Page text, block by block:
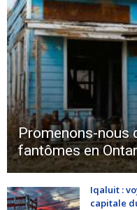
Promenons-nous
fantômes en
Iqaluit :
capitale